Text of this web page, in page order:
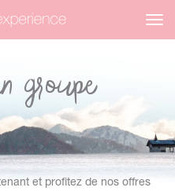
groupe
et profitez de nos offres